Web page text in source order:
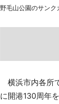
野毛山公園のサンク
横浜市内各所
に開港130周年